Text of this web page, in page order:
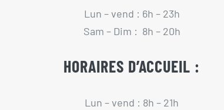
Lun – vend : 6h – 23h
Sam – Dim : 8h – 20h
HORAIRES D’ACCUEIL :
Lun – vend : 8h – 21h